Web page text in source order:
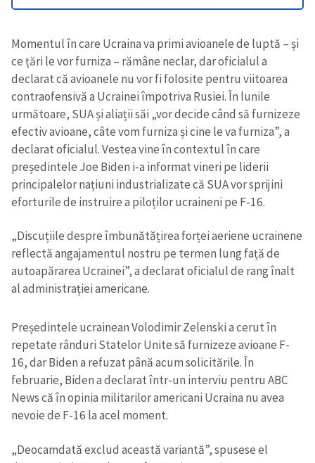
Momentul în care Ucraina va primi avioanele de luptă – și
ce țări le vor furniza – rămâne neclar, dar oficialul a
declarat că avioanele nu vor fi folosite pentru viitoarea
contraofensivă a Ucrainei împotriva Rusiei. În lunile
următoare, SUA și aliații săi „vor decide când să furnizeze
efectiv avioane, câte vom furniza și cine le va furniza”, a
declarat oficialul. Vestea vine în contextul în care
președintele Joe Biden i-a informat vineri pe liderii
principalelor națiuni industrializate că SUA vor sprijini
eforturile de instruire a piloților ucraineni pe F-16.
„Discuțiile despre îmbunătățirea forței aeriene ucrainene
reflectă angajamentul nostru pe termen lung față de
autoapărarea Ucrainei”, a declarat oficialul de rang înalt
al administrației americane.
Președintele ucrainean Volodimir Zelenski a cerut în
repetate rânduri Statelor Unite să furnizeze avioane F-
16, dar Biden a refuzat până acum solicitările. În
februarie, Biden a declarat într-un interviu pentru ABC
News că în opinia militarilor americani Ucraina nu avea
nevoie de F-16 la acel moment.
„Deocamdată exclud această variantă”, spusese el